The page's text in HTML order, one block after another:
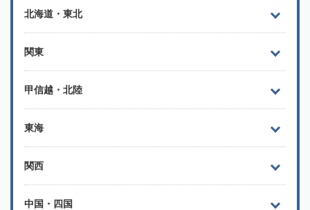
北海道・東北
関東
甲信越・北陸
東海
関西
中国・四国